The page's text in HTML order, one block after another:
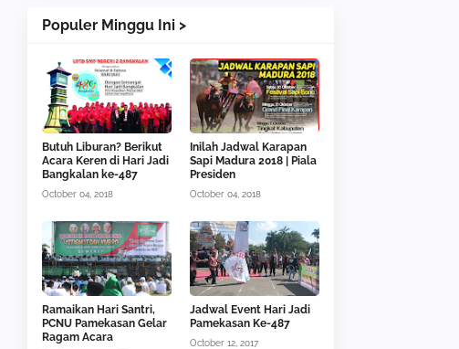
Populer Minggu Ini >
Butuh Liburan? Berikut
Acara Keren di Hari Jadi
Bangkalan ke-487
October 04, 2018
Inilah Jadwal Karapan
Sapi Madura 2018 | Piala
Presiden
October 04, 2018
Ramaikan Hari Santri,
PCNU Pamekasan Gelar
Ragam Acara
Jadwal Event Hari Jadi
Pamekasan Ke-487
October 12, 2017